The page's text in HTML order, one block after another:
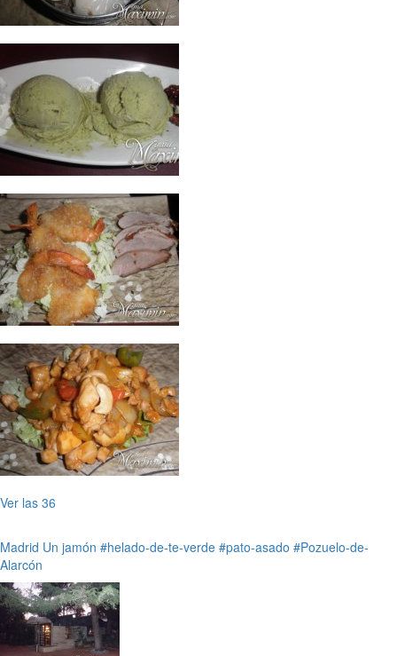
Ver las 36
Madrid Un jamón #helado-de-te-verde #pato-asado #Pozuelo-de-
Alarcón